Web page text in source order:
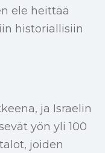
ele heittää
historiallisiin
ja Israelin
yön yli 100
joiden